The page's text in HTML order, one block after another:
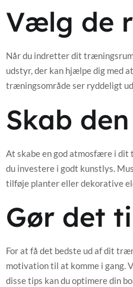
Vælg de
Når du indretter dit
udstyr, der kan hjælpe dig med
træningsområde ser ryddeligt
Skab
At skabe en god atmosfære i dit
du investere i godt kunstlys.
tilføje planter eller dekorative
Gør det
For at få det bedste ud af dit
motivation til at komme i gang.
disse tips kan du optimere din